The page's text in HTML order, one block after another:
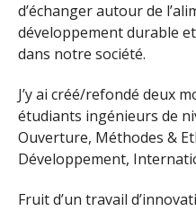
d’échanger autour de
développement durable
dans notre société.
J’y ai créé/refondé deux
étudiants ingénieurs de
Ouverture, Méthodes &
Développement,
Fruit d’un travail